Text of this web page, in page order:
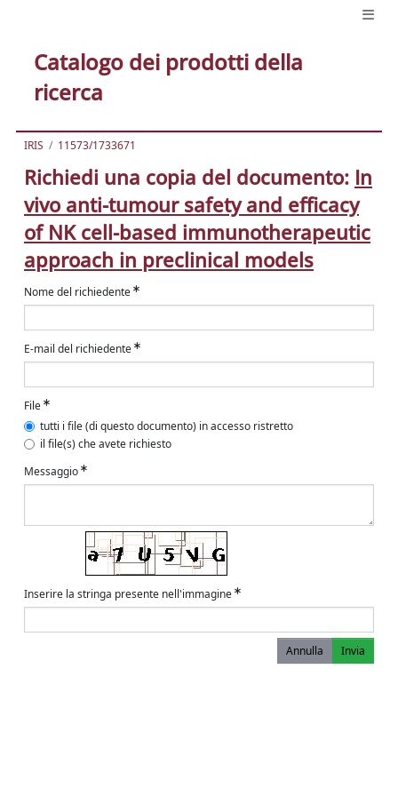
Catalogo dei prodotti della
ricerca
IRIS 11573/1733671
Richiedi una copia del documento: In
vivo anti-tumour safety and efficacy
of NK cell-based immunotherapeutic
approach in preclinical models
Nome del richiedente
E-mail del richiedente
File
tutti i file (di questo documento) in accesso ristretto
il file(s) che avete richiesto
Messaggio
Inserire la stringa presente nell'immagine
Annulla Invia